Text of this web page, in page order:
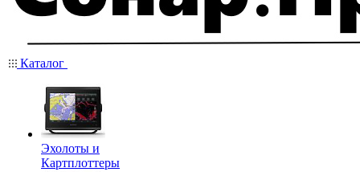
Каталог
Эхолоты и
Картплоттеры